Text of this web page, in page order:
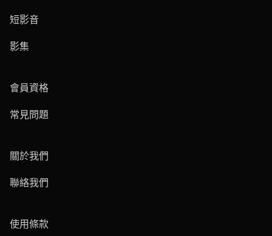
短影音
影集
會員資格
常見問題
關於我們
聯絡我們
使用條款